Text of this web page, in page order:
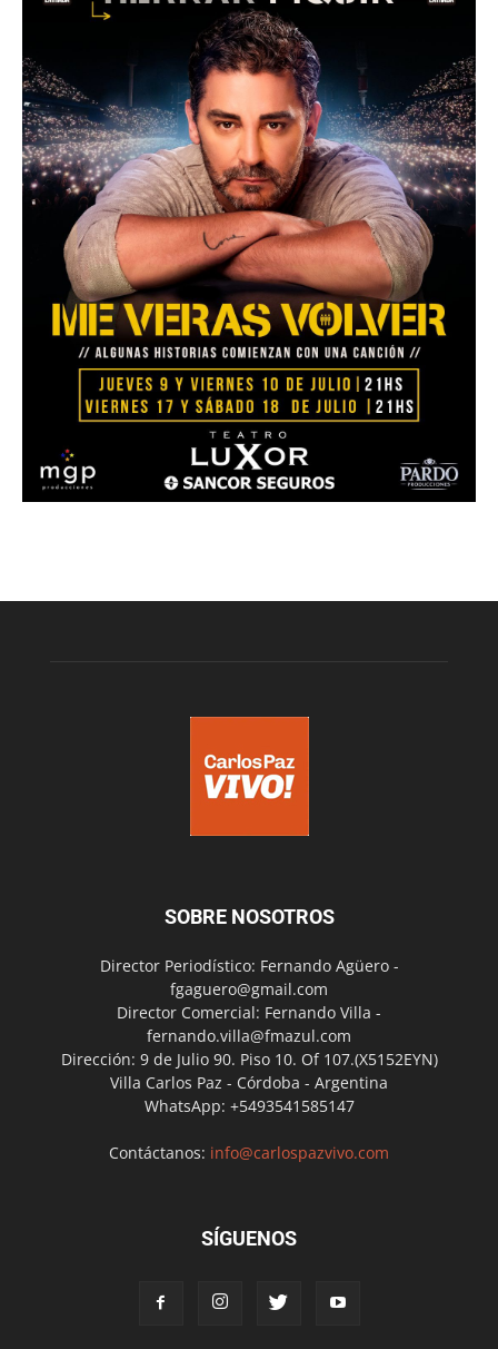
SOBRE NOSOTROS
Director Periodístico: Fernando Agüero -
fgaguero@gmail.com
Director Comercial: Fernando Villa -
fernando.villa@fmazul.com
Dirección: 9 de Julio 90. Piso 10. Of 107.(X5152EYN)
Villa Carlos Paz - Córdoba - Argentina
WhatsApp: +5493541585147
Contáctanos: info@carlospazvivo.com
SÍGUENOS